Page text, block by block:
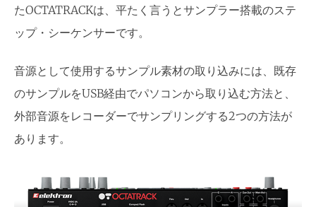
たOCTATRACKは、平たく言うとサンプラー搭載のステ
ップ・シーケンサーです。
音源として使用するサンプル素材の取り込みには、既存
のサンプルをUSB経由でパソコンから取り込む方法と、
外部音源をレコーダーでサンプリングする2つの方法が
あります。